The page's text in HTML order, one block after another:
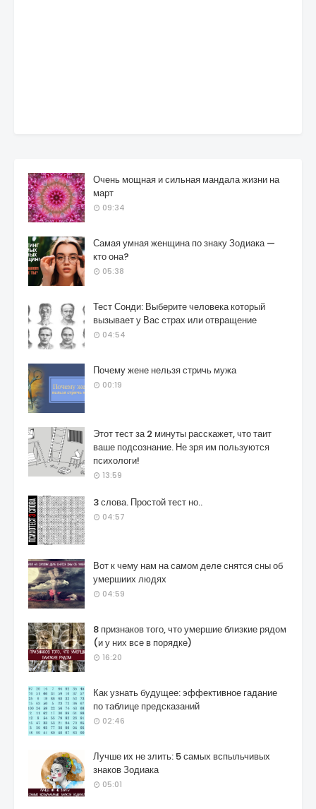
Очень мощная и сильная мандала жизни на
март
09:34
Самая умная женщина по знаку Зодиака —
кто она?
05:38
Тест Сонди: Выберите человека который
вызывает у Вас страх или отвращение
04:54
Почему жене нельзя стричь мужа
00:19
Этот тест за 2 минуты расскажет, что таит
ваше подсознание. Не зря им пользуются
психологи!
13:59
3 слова. Простой тест но..
04:57
Вот к чему нам на самом деле снятся сны об
умершиих людях
04:59
8 признаков того, что умершие близкие рядом
(и у них все в порядке)
16:20
Как узнать будущее: эффективное гадание
по таблице предсказаний
02:46
Лучше их не злить: 5 самых вспыльчивых
знаков Зодиака
05:01